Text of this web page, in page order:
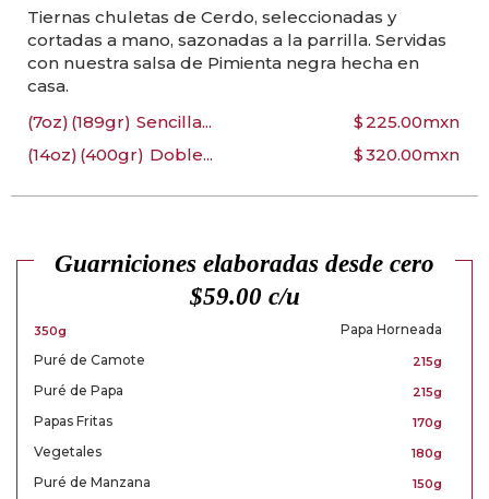
Tiernas chuletas de Cerdo, seleccionadas y
cortadas a mano, sazonadas a la parrilla. Servidas
con nuestra salsa de Pimienta negra hecha en
casa.
(7oz) (189gr) Sencilla... $225.00mxn
(14oz) (400gr) Doble... $320.00mxn
Guarniciones elaboradas desde cero
$59.00 c/u
350g
Papa Horneada
Puré de Camote
215g
Puré de Papa 215g
Papas Fritas 170g
Vegetales 180g
Puré de Manzana 150g